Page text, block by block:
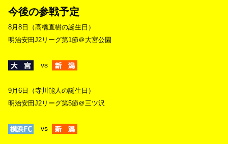
今後の参戦予定
8月8日（高橋直樹の誕生日）
明治安田J2リーグ第1節＠大宮公園
vs
9月6日（寺川能人の誕生日）
明治安田J2リーグ第5節＠三ツ沢
vs